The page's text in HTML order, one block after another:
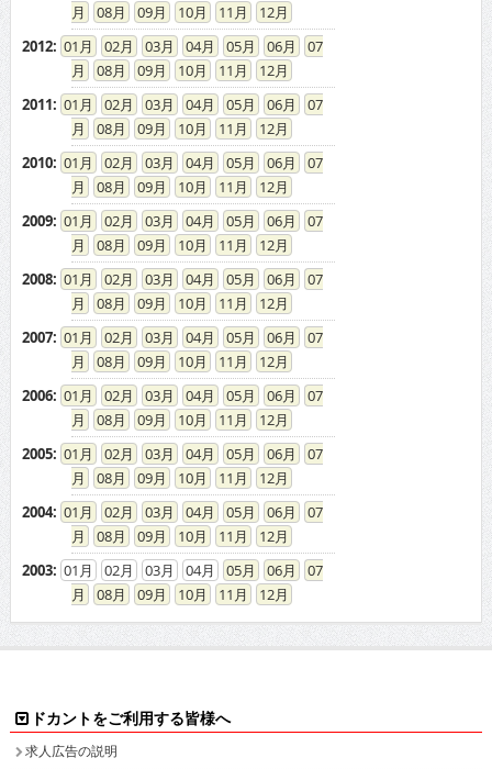
08
09 10 11
12
2012: 01 02 03 04 05 06
07
08
09 10 11
12
2011: 01 02 03 04 05 06
07
08
09 10 11
12
2010: 01 02 03 04 05 06
07
08
09 10 11
12
2009: 01 02 03 04 05 06
07
08
09 10 11
12
2008: 01 02 03 04 05 06
07
08
09 10 11
12
2007: 01 02 03 04 05 06
07
08
09 10 11
12
2006: 01 02 03 04 05 06
07
08
09 10 11
12
2005: 01 02 03 04 05 06
07
08
09 10 11
12
2004: 01 02 03 04 05 06
07
08
09 10 11
12
2003: 01 02 03 04 05 06
07
08
09 10 11 12
ドカントをご利用する皆様へ
求人広告の説明